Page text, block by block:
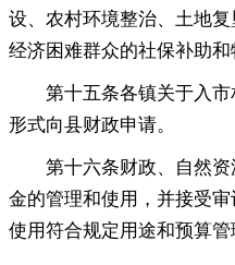
设、农村环境整治、土地
经济困难群众的社保补助
第十五条各镇关于入市
形式向县财政申请。
第十六条财政、自然资
金的管理和使用 ， 并接受
使用符合规定用途和预算